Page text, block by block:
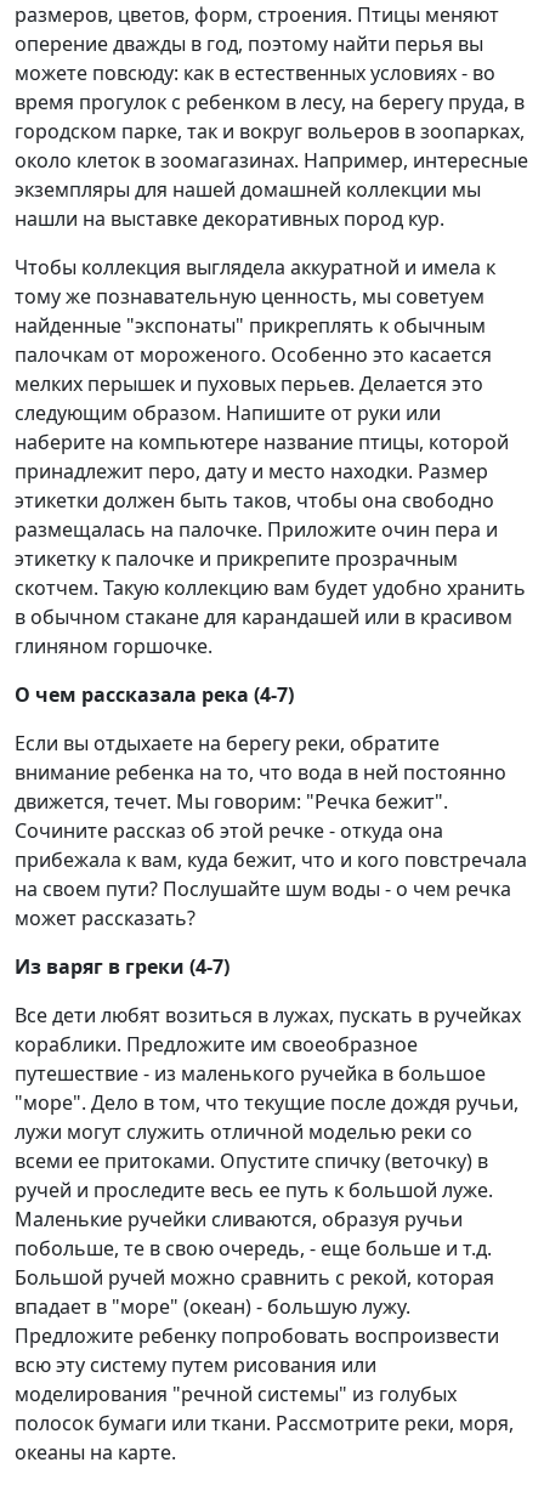
размеров, цветов, форм, строения. Птицы меняют
оперение дважды в год, поэтому найти перья вы
можете повсюду: как в естественных условиях - во
время прогулок с ребенком в лесу, на берегу пруда, в
городском парке, так и вокруг вольеров в зоопарках,
около клеток в зоомагазинах. Например, интересные
экземпляры для нашей домашней коллекции мы
нашли на выставке декоративных пород кур.
Чтобы коллекция выглядела аккуратной и имела к
тому же познавательную ценность, мы советуем
найденные "экспонаты" прикреплять к обычным
палочкам от мороженого. Особенно это касается
мелких перышек и пуховых перьев. Делается это
следующим образом. Напишите от руки или
наберите на компьютере название птицы, которой
принадлежит перо, дату и место находки. Размер
этикетки должен быть таков, чтобы она свободно
размещалась на палочке. Приложите очин пера и
этикетку к палочке и прикрепите прозрачным
скотчем. Такую коллекцию вам будет удобно хранить
в обычном стакане для карандашей или в красивом
глиняном горшочке.
О чем рассказала река (4-7)
Если вы отдыхаете на берегу реки, обратите
внимание ребенка на то, что вода в ней постоянно
движется, течет. Мы говорим: "Речка бежит".
Сочините рассказ об этой речке - откуда она
прибежала к вам, куда бежит, что и кого повстречала
на своем пути? Послушайте шум воды - о чем речка
может рассказать?
Из варяг в греки (4-7)
Все дети любят возиться в лужах, пускать в ручейках
кораблики. Предложите им своеобразное
путешествие - из маленького ручейка в большое
"море". Дело в том, что текущие после дождя ручьи,
лужи могут служить отличной моделью реки со
всеми ее притоками. Опустите спичку (веточку) в
ручей и проследите весь ее путь к большой луже.
Маленькие ручейки сливаются, образуя ручьи
побольше, те в свою очередь, - еще больше и т.д.
Большой ручей можно сравнить с рекой, которая
впадает в "море" (океан) - большую лужу.
Предложите ребенку попробовать воспроизвести
всю эту систему путем рисования или
моделирования "речной системы" из голубых
полосок бумаги или ткани. Рассмотрите реки, моря,
океаны на карте.